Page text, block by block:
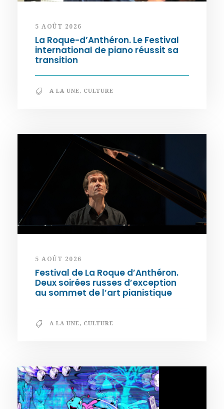
5 AOÛT 2026
La Roque-d’Anthéron. Le Festival
international de piano réussit sa
transition
A LA UNE, CULTURE
5 AOÛT 2026
Festival de La Roque d’Anthéron.
Deux soirées russes d’exception
au sommet de l’art pianistique
A LA UNE, CULTURE